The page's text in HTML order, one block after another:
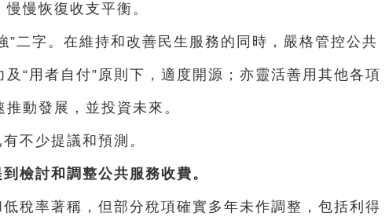
慢恢復收支平衡。
”二字。在維持和改善民生服務的同時，嚴格管控公共
“用者自付”原則下，適度開源；亦靈活善用其他各項
動發展，並投資未來。
不少提議和預測。
檢討和調整公共服務收費。
稅率著稱，但部分稅項確實多年未作調整，包括利得